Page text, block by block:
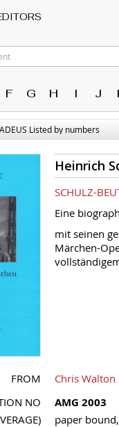
F G H I J
Listed by numbers
Heinrich
SCHULZ-
Eine
mit seinen
Märchen-
FROM
Chris Walton
NO
AMG 2003
paper